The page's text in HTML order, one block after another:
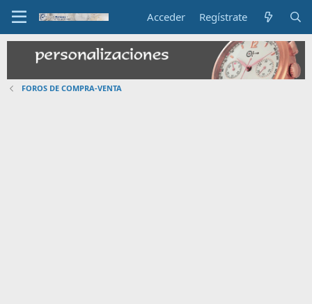
Acceder Regístrate
FOROS DE COMPRA-VENTA